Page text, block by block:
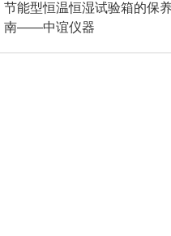
节能型恒温恒湿试验箱的保
南——中谊仪器